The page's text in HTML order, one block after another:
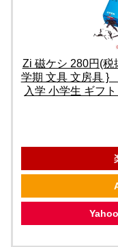
Zi 磁ケシ 280円(税
学期 文具 文房具 }
入学 小学生 ギフ